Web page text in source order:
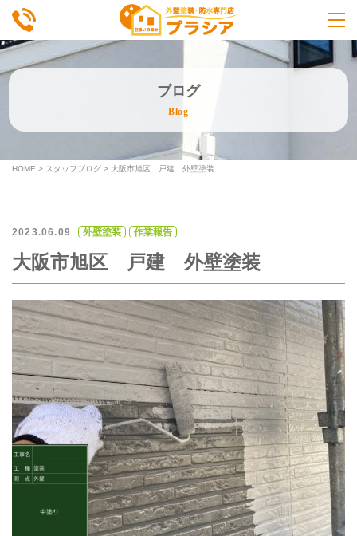
ブログ
Blog
HOME > スタッフブログ > 大阪市旭区 戸建 外壁塗装
2023.06.09 外壁塗装 作業報告
大阪市旭区 戸建 外壁塗装